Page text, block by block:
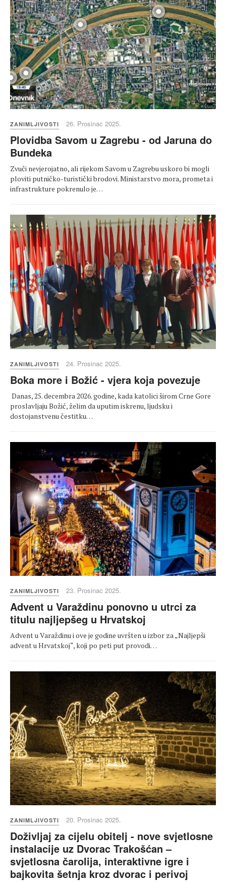
ZANIMLJIVOSTI 26. Prosinac 2025.
Plovidba Savom u Zagrebu - od Jaruna do
Bundeka
Zvuči nevjerojatno, ali rijekom Savom u Zagrebu uskoro bi mogli
ploviti putničko-turistički brodovi. Ministarstvo mora, prometa i
infrastrukture pokrenulo je…
ZANIMLJIVOSTI 24. Prosinac 2025.
Boka more i Božić - vjera koja povezuje
Danas, 25. decembra 2026. godine, kada katolici širom Crne Gore
proslavljaju Božić, želim da uputim iskrenu, ljudsku i
dostojanstvenu čestitku…
ZANIMLJIVOSTI 23. Prosinac 2025.
Advent u Varaždinu ponovno u utrci za
titulu najljepšeg u Hrvatskoj
Advent u Varaždinu i ove je godine uvršten u izbor za „Najljepši
advent u Hrvatskoj“, koji po peti put provodi…
ZANIMLJIVOSTI 20. Prosinac 2025.
Doživljaj za cijelu obitelj - nove svjetlosne
instalacije uz Dvorac Trakošćan –
svjetlosna čarolija, interaktivne igre i
bajkovita šetnja kroz dvorac i perivoj